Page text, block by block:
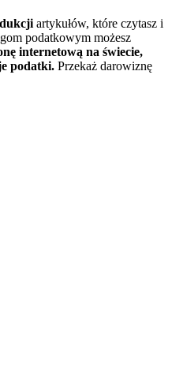
artykułów, które czytasz i
podatkowym możesz
internetową na świecie,
podatki. Przekaż darowiznę